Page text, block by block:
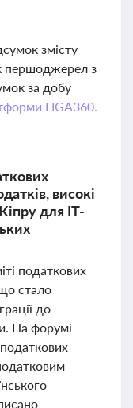
змісту
першоджерел з
за добу
LIGA360.
високі
для IT-
податкових
стало
до
На форумі